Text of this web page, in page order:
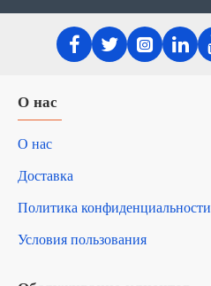
О нас
О нас
Доставка
Политика конфиденциальности
Условия пользования